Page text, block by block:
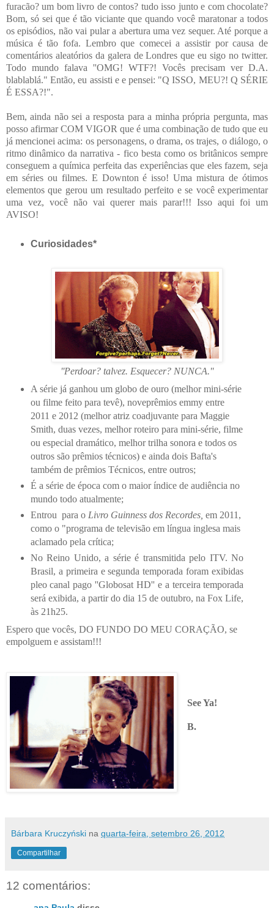
furacão? um bom livro de contos? tudo isso junto e com chocolate?
Bom, só sei que é tão viciante que quando você maratonar a todos
os episódios, não vai pular a abertura uma vez sequer. Até porque a
música é tão fofa. Lembro que comecei a assistir por causa de
comentários aleatórios da galera de Londres que eu sigo no twitter.
Todo mundo falava ''OMG! WTF?! Vocês precisam ver D.A.
blablablá." Então, eu assisti e e pensei: "Q ISSO, MEU?! Q SÉRIE
É ESSA?!".
Bem,ainda não sei a resposta para a minha própria pergunta, mas
posso afirmar COM VIGOR que é uma combinação de tudo que eu
já mencionei acima: os personagens, o drama, os trajes, o diálogo, o
ritmo dinâmico da narrativa - fico besta como os britânicos sempre
conseguem a química perfeita das experiências que eles fazem, seja
em séries ou filmes. E Downton é isso! Uma mistura de ótimos
elementos que gerou um resultado perfeito e se você experimentar
uma vez, você não vai querer mais parar!!! Isso aqui foi um
AVISO!
Curiosidades*
''Perdoar? talvez. Esquecer? NUNCA.''
A série já ganhou um globo de ouro (melhor mini-série
ou filme feito para tevê), noveprêmios emmy entre
2011 e 2012 (melhor atriz coadjuvante para Maggie
Smith, duas vezes, melhor roteiro para mini-série, filme
ou especial dramático, melhor trilha sonora e todos os
outros são prêmios técnicos) e ainda dois Bafta's
também de prêmios Técnicos, entre outros;
É a série de época com o maior índice de audiência no
mundo todo atualmente;
Entrou para o Livro Guinness dos Recordes, em 2011,
como o "programa de televisão em língua inglesa mais
aclamado pela crítica;
No Reino Unido, a série é transmitida pelo ITV. No
Brasil, a primeira e segunda temporada foram exibidas
pleo canal pago ''Globosat HD'' e a terceira temporada
será exibida, a partir do dia 15 de outubro, na Fox Life,
às 21h25.
Espero que vocês, DO FUNDO DO MEU CORAÇÃO, se
empolguem e assistam!!!
See Ya!
B.
Bárbara Kruczyński na quarta-feira, setembro 26, 2012
Compartilhar
12 comentários: